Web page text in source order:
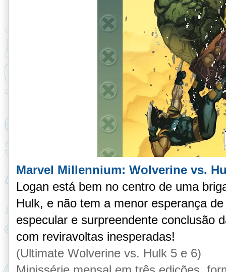
Marvel Millennium: Wolverine vs.
Logan está bem no centro de uma
Hulk, e não tem a menor esperança
especular e surpreendente conclusão
com reviravoltas inesperadas!
(Ultimate Wolverine vs. Hulk 5 e 6)